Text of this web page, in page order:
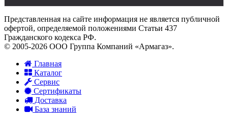
Представленная на сайте информация не является публичной
офертой, определяемой положениями Статьи 437
Гражданского кодекса РФ.
© 2005-2026 ООО Группа Компаний «Армагаз».
Главная
Каталог
Сервис
Сертификаты
Доставка
База знаний